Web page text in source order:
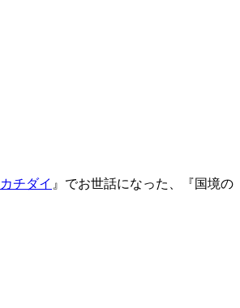
カチダイ 』でお世話になった、『国境の